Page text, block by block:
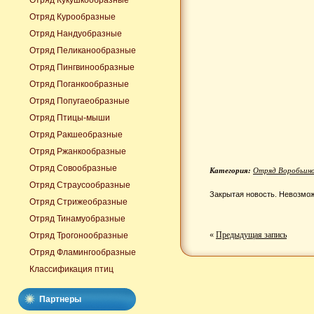
Категория: Отряд
Закрытая новость.
« Предыдущая запись
Отряд Курообразные
Отряд Нандуобразные
Отряд Пеликанообразные
Отряд Пингвинообразные
Отряд Поганкообразные
Отряд Попугаеобразные
Отряд Птицы-мыши
Отряд Ракшеобразные
Отряд Ржанкообразные
Отряд Совообразные
Отряд Страусообразные
Отряд Стрижеобразные
Отряд Тинамуобразные
Отряд Трогонообразные
Отряд Фламингообразные
Классификация птиц
Партнеры